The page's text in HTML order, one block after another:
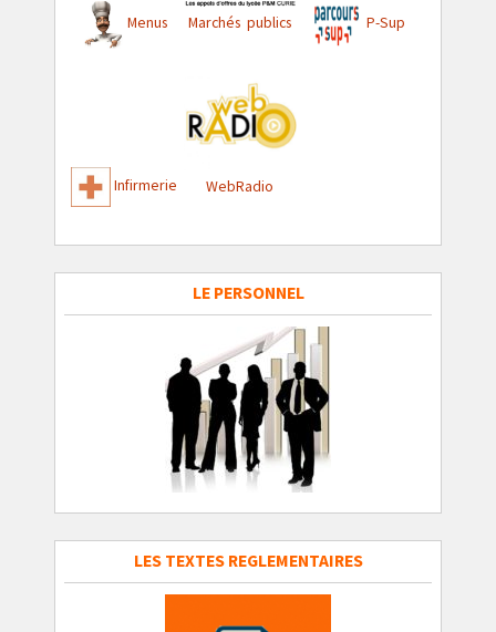
Menus Marchés publics P-Sup
Infirmerie WebRadio
LE PERSONNEL
LES TEXTES REGLEMENTAIRES